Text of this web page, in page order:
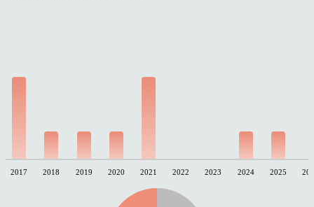
2017 2018 2019 2020 2021 2022 2023 2024 2025